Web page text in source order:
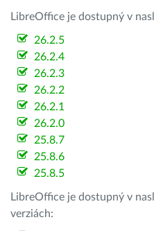
LibreOffice je dostupný v
26.2.5
26.2.4
26.2.3
26.2.2
26.2.1
26.2.0
25.8.7
25.8.6
25.8.5
LibreOffice je dostupný v
verziách: